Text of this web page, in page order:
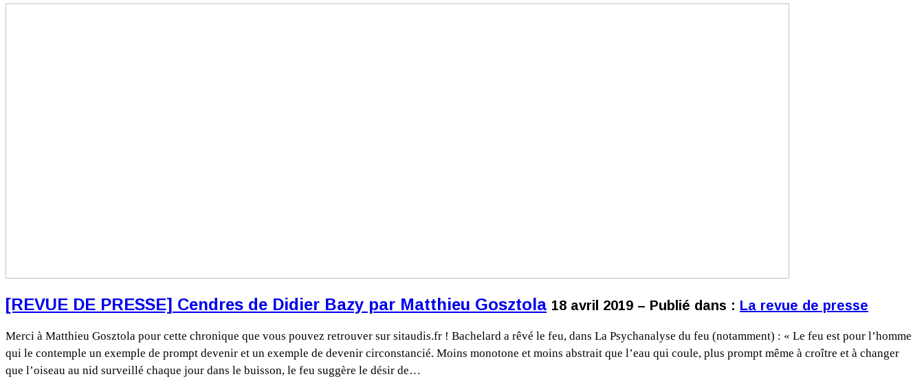
[REVUE DE PRESSE] Cendres de Didier Bazy par Matthieu Gosztola 18 avril 2019 – Publié dans : La revue de presse
Merci à Matthieu Gosztola pour cette chronique que vous pouvez retrouver sur sitaudis.fr ! Bachelard a rêvé le feu, dans La Psychanalyse du feu (notamment) : « Le feu est pour l’homme
qui le contemple un exemple de prompt devenir et un exemple de devenir circonstancié. Moins monotone et moins abstrait que l’eau qui coule, plus prompt même à croître et à changer
que l’oiseau au nid surveillé chaque jour dans le buisson, le feu suggère le désir de…